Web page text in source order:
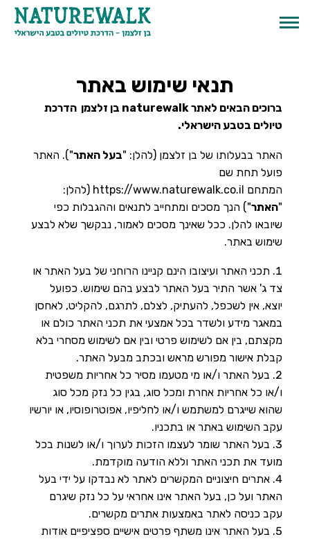
תנאי שימוש באתר
ברוכים הבאים לאתר naturewalk בן זלצמן הדרכת
טיולים בטבע הישראלי.
האתר בבעלותו של בן זלצמן (להלן: "בעל האתר"). האתר
פועל תחת שם
המתחם https://www.naturewalk.co.il (להלן:
"האתר") הנך מסכים ומתחייב לתנאים וההגבלות כפי
שיובאו להלן. ככל שאינך מסכים לאמור, נבקשך שלא לבצע
שימוש באתר.
תכני האתר ועיצובו הינם קניינו הרוחני של בעל האתר או
צד ג' אשר התיר בעל האתר לבצע בהם שימוש. כפועל
יוצא, אין לשכפל, להעתיק, לצלם, לתרגם, להקליט, לאחסן
במאגר מידע ולשדר בכל אמצעי את תכני האתר כולם או
מקצתם, בין אם לשימוש פרטי ובין אם לשימוש מסחרי בלא
קבלת אישור מפורש מראש ובכתב מבעל האתר.
בעל האתר ו/או מי מטעמו מסיר כל אחריות משפטית
ו/או כל אחריות אחרת ומכל סוג, בגין כל נזק מכל סוג
שהוא שייגרם למשתמש ו/או לחליפיו, אפוטרופוסיו, או יורשיו
עקב השימוש באתר או בתכניו.
בעל האתר שומר לעצמו הזכות לערוך ו/או לשנות בכל
מועד את תכני האתר וללא הודעה מוקדמת.
אתרים חיצוניים המקשרים לאתר לא נבדקו על ידי בעל
האתר ועל כן, בעל האתר אינו אחראי על כל נזק שיגרם
עקב כניסה לאתר באמצעות אתרים מקשרים.
בעל האתר אינו משתף פרטים אישיים ספציפיים אודות